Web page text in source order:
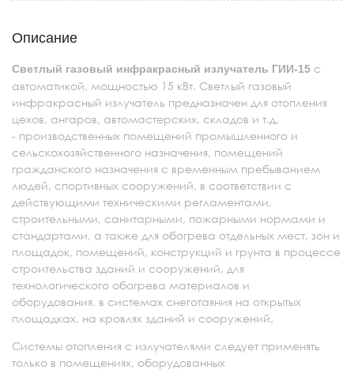
Описание
Светлый газовый инфракрасный излучатель ГИИ-15 с
автоматикой, мощностью 15 кВт. Светлый газовый
инфракрасный излучатель предназначен для отопления
цехов, ангаров, автомастерских, складов и т.д.
- производственных помещений промышленного и
сельскохозяйственного назначения, помещений
гражданского назначения с временным пребыванием
людей, спортивных сооружений, в соответствии с
действующими техническими регламентами,
строительными, санитарными, пожарными нормами и
стандартами, а также для обогрева отдельных мест, зон и
площадок, помещений, конструкций и грунта в процессе
строительства зданий и сооружений, для
технологического обогрева материалов и
оборудования, в системах снеготаяния на открытых
площадках, на кровлях зданий и сооружений.
Системы отопления с излучателями следует применять
только в помещениях, оборудованных